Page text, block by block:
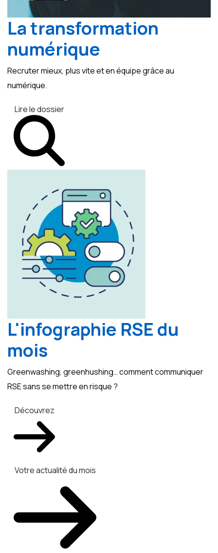
La transformation
numérique
Recruter mieux, plus vite et en équipe grâce au
numérique.
Lire le dossier
L'infographie RSE du
mois
Greenwashing, greenhushing… comment communiquer
RSE sans se mettre en risque ?
Découvrez
Votre actualité du mois